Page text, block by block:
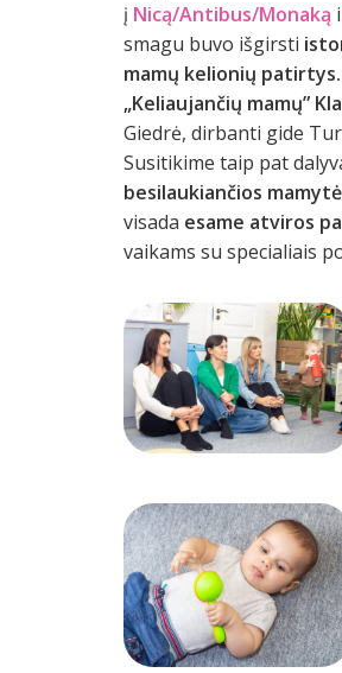
į Nicą/Antibus/Monaką
smagu buvo išgirsti
mamų kelionių patirtys.
„Keliaujančių mamų”
Giedrė, dirbanti gide
Susitikime taip pat
besilaukiančios
visada esame atviros
vaikams su specialiais